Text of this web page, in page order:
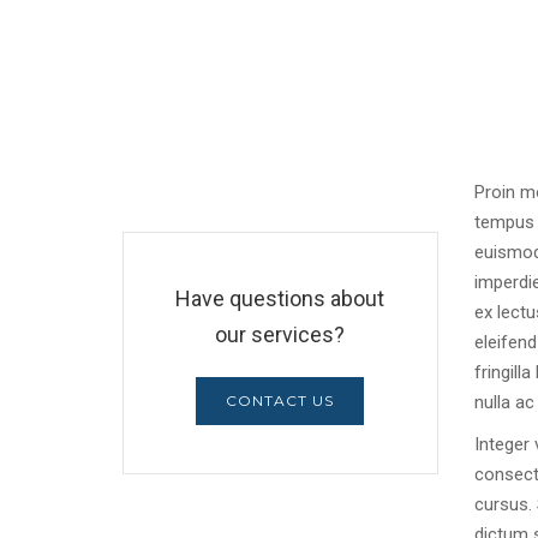
Have questions about
our services?
CONTACT US
Proin
tempus
ex
fringilla
nulla
Integer
cursus.